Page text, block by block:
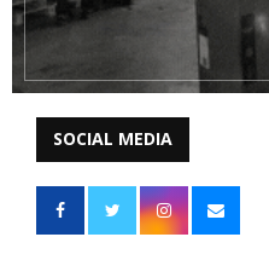
SOCIAL MEDIA